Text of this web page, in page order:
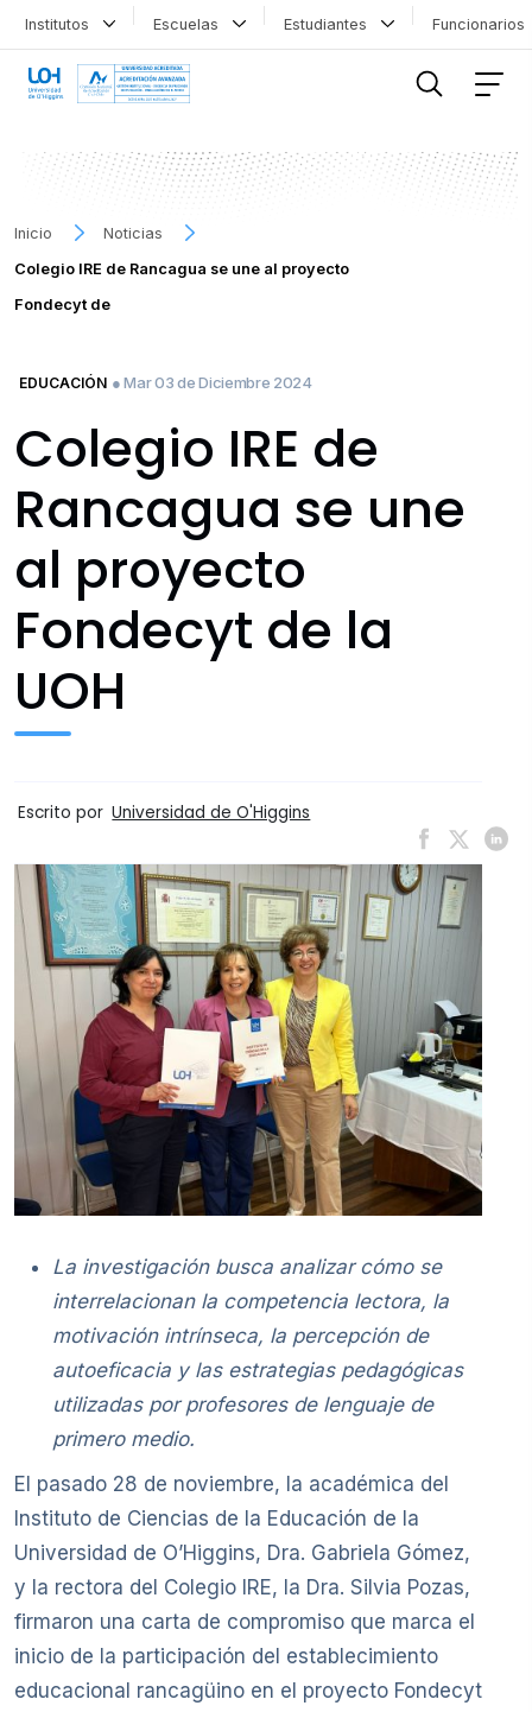
Institutos Escuelas Estudiantes
Inicio
Noticias
Colegio IRE de Rancagua se une al proyecto
Fondecyt de
EDUCACIÓN ● Mar 03 de Diciembre 2024
Colegio IRE de
Rancagua se une
al proyecto
Fondecyt de la
UOH
Escrito por Universidad de O'Higgins
La investigación busca analizar cómo se
interrelacionan la competencia lectora, la
motivación intrínseca, la percepción de
autoeficacia y las estrategias pedagógicas
utilizadas por profesores de lenguaje de
primero medio.
El pasado 28 de noviembre, la académica del
Instituto de Ciencias de la Educación de la
Universidad de O’Higgins, Dra. Gabriela Gómez,
y la rectora del Colegio IRE, la Dra. Silvia Pozas,
firmaron una carta de compromiso que marca el
inicio de la participación del establecimiento
educacional rancagüino en el proyecto Fondecyt